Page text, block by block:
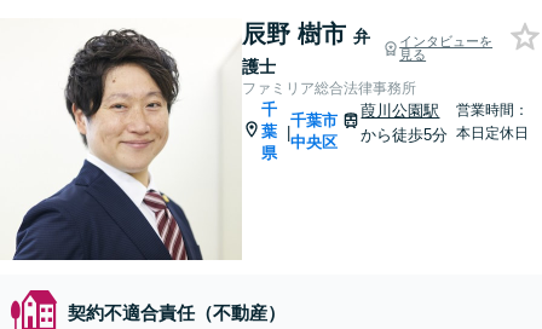
辰野 樹市 弁
護士
インタビューを
見る
ファミリア総合法律事務所
千
葉
県
|
千葉市
中央区
葭川公園駅
から徒歩5分
営業時間：
本日定休日
契約不適合責任（不動産）